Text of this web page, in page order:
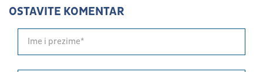
OSTAVITE KOMENTAR